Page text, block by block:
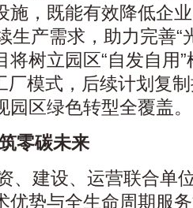
施，既能有效降低企
生产需求，助力完善“
树立园区“自发自用
厂模式，后续计划复
区绿色转型全覆盖。
零碳未来
、建设、运营联合单
优势与全生命周期服